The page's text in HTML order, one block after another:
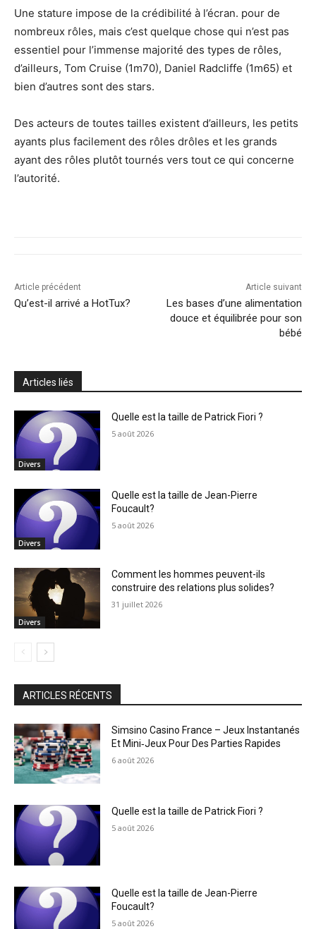
Une stature impose de la crédibilité à l’écran. pour de
nombreux rôles, mais c’est quelque chose qui n’est pas
essentiel pour l’immense majorité des types de rôles,
d’ailleurs, Tom Cruise (1m70), Daniel Radcliffe (1m65) et
bien d’autres sont des stars.​
Des acteurs de toutes tailles existent d’ailleurs, les petits
ayants plus facilement des rôles drôles et les grands
ayant des rôles plutôt tournés vers tout ce qui concerne
l’autorité.
Article précédent
Qu’est-il arrivé a HotTux?
Article suivant
Les bases d’une alimentation
douce et équilibrée pour son
bébé
Articles liés
Divers
Quelle est la taille de Patrick Fiori ?
5 août 2026
Divers
Quelle est la taille de Jean-Pierre
Foucault?
5 août 2026
Divers
Comment les hommes peuvent-ils
construire des relations plus solides?
31 juillet 2026
ARTICLES RÉCENTS
Simsino Casino France – Jeux Instantanés
Et Mini‑Jeux Pour Des Parties Rapides
6 août 2026
Quelle est la taille de Patrick Fiori ?
5 août 2026
Quelle est la taille de Jean-Pierre
Foucault?
5 août 2026